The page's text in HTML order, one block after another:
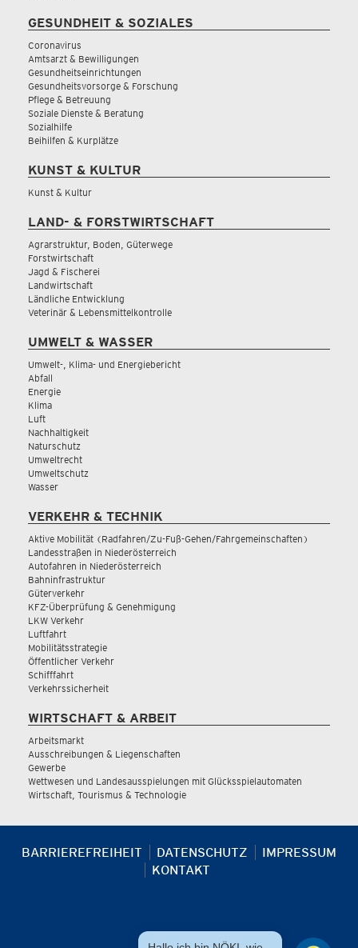
GESUNDHEIT & SOZIALES
Coronavirus
Amtsarzt & Bewilligungen
Gesundheitseinrichtungen
Gesundheitsvorsorge & Forschung
Pflege & Betreuung
Soziale Dienste & Beratung
Sozialhilfe
Beihilfen & Kurplätze
KUNST & KULTUR
Kunst & Kultur
LAND- & FORSTWIRTSCHAFT
Agrarstruktur, Boden, Güterwege
Forstwirtschaft
Jagd & Fischerei
Landwirtschaft
Ländliche Entwicklung
Veterinär & Lebensmittelkontrolle
UMWELT & WASSER
Umwelt-, Klima- und Energiebericht
Abfall
Energie
Klima
Luft
Nachhaltigkeit
Naturschutz
Umweltrecht
Umweltschutz
Wasser
VERKEHR & TECHNIK
Aktive Mobilität (Radfahren/Zu-Fuß-Gehen/Fahrgemeinschaften)
Landesstraßen in Niederösterreich
Autofahren in Niederösterreich
Bahninfrastruktur
Güterverkehr
KFZ-Überprüfung & Genehmigung
LKW Verkehr
Luftfahrt
Mobilitätsstrategie
Öffentlicher Verkehr
Schifffahrt
Verkehrssicherheit
WIRTSCHAFT & ARBEIT
Arbeitsmarkt
Ausschreibungen & Liegenschaften
Gewerbe
Wettwesen und Landesausspielungen mit Glücksspielautomaten
Wirtschaft, Tourismus & Technologie
BARRIEREFREIHEIT DATENSCHUTZ
IMPRESSUM
KONTAKT